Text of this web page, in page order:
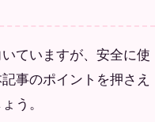
ていますが、安全に使
事のポイントを押さえ
う。